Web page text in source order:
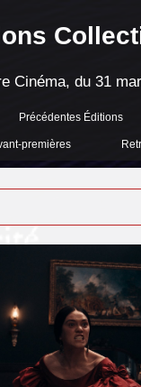
Cinéma, du 31
Précédentes Éditions
premières